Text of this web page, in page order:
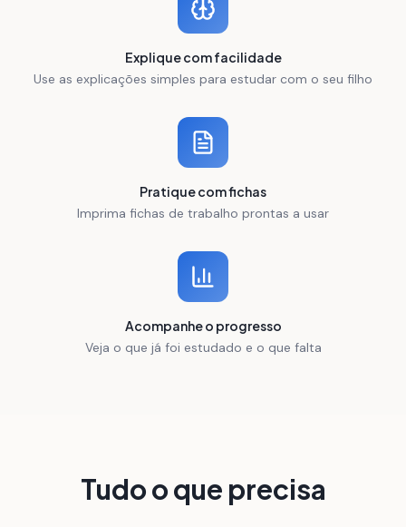
Explique com facilidade
Use as explicações simples para estudar com o seu filho
Pratique com fichas
Imprima fichas de trabalho prontas a usar
Acompanhe o progresso
Veja o que já foi estudado e o que falta
Tudo o que precisa